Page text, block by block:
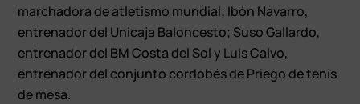
marchadora de atletismo mundial; Ibón Navarro,
entrenador del Unicaja Baloncesto; Suso Gallardo,
entrenador del BM Costa del Sol y Luis Calvo,
entrenador del conjunto cordobés de Priego de tenis
de mesa.